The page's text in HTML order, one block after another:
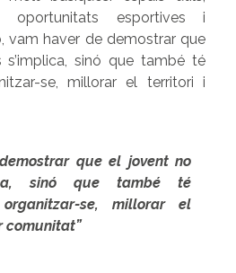
oportunitats esportives i
vam haver de demostrar que
sinó que també té
se, millorar el territori i
que el jovent no
sinó que també té
se, millorar el
comunitat”